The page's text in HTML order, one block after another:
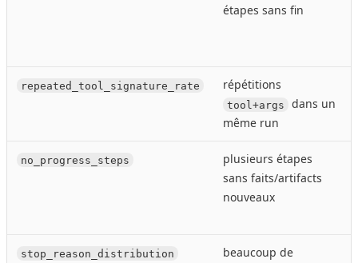
étapes sans fin
repeated_tool_signature_rate répétitions
tool+args
dans un
même run
no_progress_steps
plusieurs étapes
sans faits/artifacts
nouveaux
stop_reason_distribution beaucoup de